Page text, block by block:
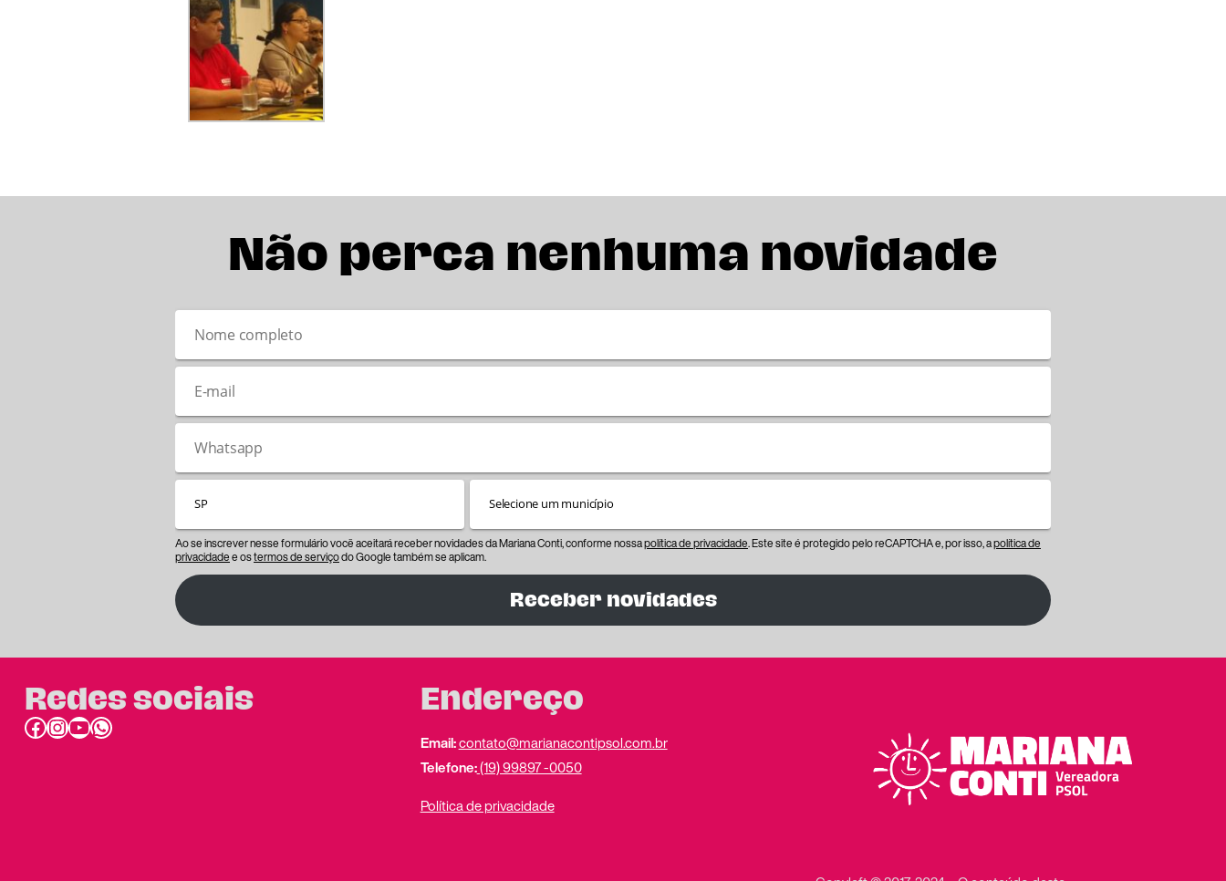
Não perca nenhuma novidade
Ao se inscrever nesse formulário você aceitará receber novidades da Mariana Conti, conforme nossapolítica de privacidade. Este site é protegido pelo reCAPTCHA e, por isso, apolítica de
privacidadee ostermos de serviçodo Google também se aplicam.
Receber novidades
Redes sociais
Facebook InstagramYoutube link do whatsapp
Endereço
Email:contato@marianacontipsol.com.br
Telefone:(19) 99897 -0050
Política de privacidade